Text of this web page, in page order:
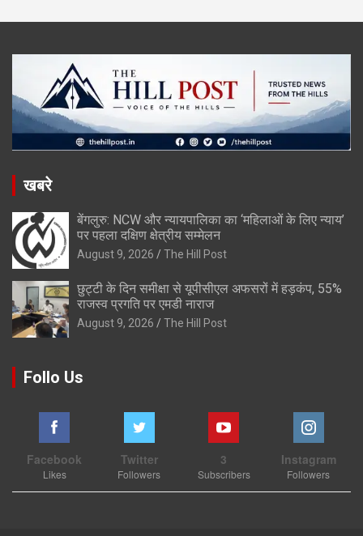
खबरे
बेंगलुरु: NCW और न्यायपालिका का ‘महिलाओं के लिए न्याय’
पर पहला दक्षिण क्षेत्रीय सम्मेलन
August 9, 2026 The Hill Post
छुट्टी के दिन समीक्षा से यूपीसीएल अफसरों में हड़कंप, 55%
राजस्व प्रगति पर एमडी नाराज
August 9, 2026 The Hill Post
Follo Us
Facebook
Likes
Twitter
Followers
3
Subscribers
Instagram
Followers